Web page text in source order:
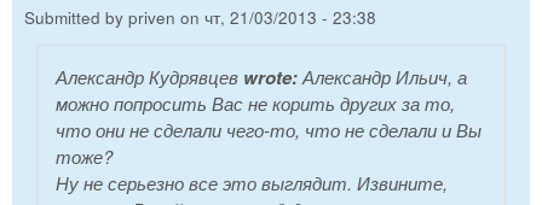
Submitted by priven on чт, 21/03/2013 - 23:38
Александр Кудрявцев wrote:Александр Ильич, а
можно попросить Вас не корить других за то,
что они не сделали чего-то, что не сделали и Вы
тоже?
Ну не серьезно все это выглядит. Извините,